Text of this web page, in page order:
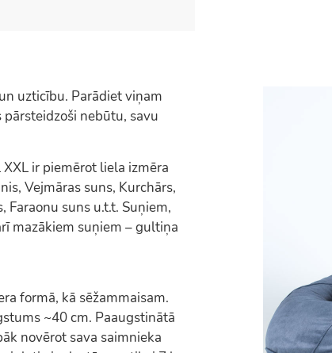
uzticību. Parādiet viņam
nebūtu, savu
ir piemērot liela izmēra
Vejmāras suns, Kurchārs,
suns u.t.t. Suņiem,
mazākiem suņiem – gultiņa
formā, kā sēžammaisam.
~40 cm. Paaugstinātā
novērot sava saimnieka